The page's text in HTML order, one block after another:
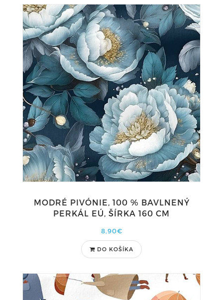
MODRÉ PIVÓNIE, 100 % BAVLNENÝ
PERKÁL EÚ, ŠÍRKA 160 CM
8,90€
DO KOŠÍKA